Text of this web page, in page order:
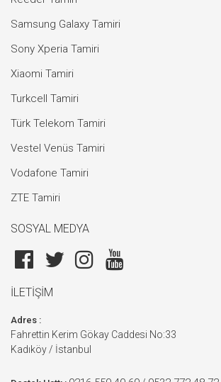
Samsung Galaxy Tamiri
Sony Xperia Tamiri
Xiaomi Tamiri
Turkcell Tamiri
Türk Telekom Tamiri
Vestel Venüs Tamiri
Vodafone Tamiri
ZTE Tamiri
SOSYAL MEDYA
İLETİŞİM
Adres :
Fahrettin Kerim Gökay Caddesi No:33
Kadıköy / İstanbul